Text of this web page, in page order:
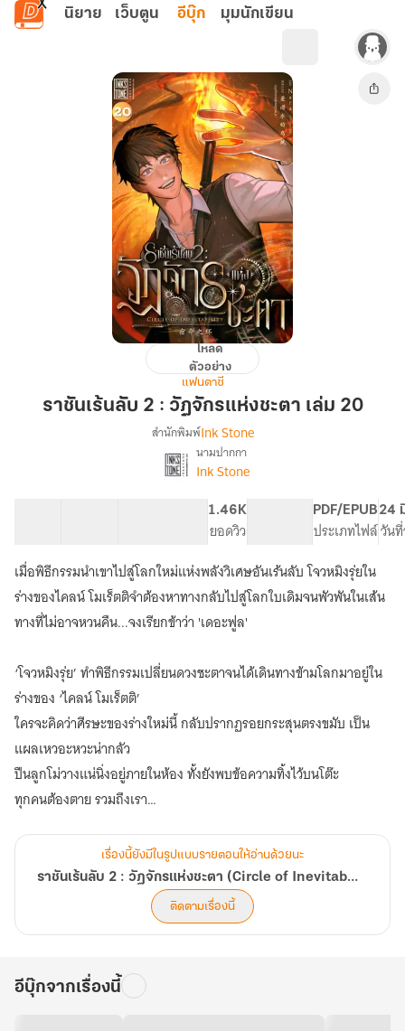
ข้ามไปยังเนื้อหาหลัก
นิยาย เว็บตูน อีบุ๊ก มุมนักเขียน
ราชัน
ลับ
20
โหลด
ตัวอย่าง
แฟนตาซี
ราชันเร้นลับ 2 : วัฏจักรแห่งชะตา เล่ม 20
เรื่อง
ราชัน
เร้น
ลับ
วัฏจักร
แห่ง
ชะตา
(Circle
สำนักพิมพ์Ink Stone
นามปากกา
Ink Stone
1.46K
ยอดวิว
PDF/EPUB
ประเภทไฟล์
24
วัน
เมื่อพิธีกรรมนำเขาไปสู่โลกใหม่แห่งพลังวิเศษอันเร้นลับ โจวหมิงรุ่ยใน
ร่างของไคลน์ โมเร็ตติจำต้องหาทางกลับไปสู่โลกใบเดิมจนพัวพันในเส้น
ทางที่ไม่อาจหวนคืน...จงเรียกข้าว่า 'เดอะฟูล'
‘โจวหมิงรุ่ย’ ทำพิธีกรรมเปลี่ยนดวงชะตาจนได้เดินทางข้ามโลกมาอยู่ใน
ร่างของ ‘ไคลน์ โมเร็ตติ’
ใครจะคิดว่าศีรษะของร่างใหม่นี้ กลับปรากฏรอยกระสุนตรงขมับ เป็น
แผลเหวอะหวะน่ากลัว
ปืนลูกโม่วางแน่นิ่งอยู่ภายในห้อง ทั้งยังพบข้อความทิ้งไว้บนโต๊ะ
ทุกคนต้องตาย รวมถึงเรา
บนโลกที่คล้ายคลึงกับยุควิกตอเรียของยุโรป ยุคจักรกลไอน้ำเฟื่องฟู
โลกที่มีพระจันทร์สีเลือดลอยเด่นเหนือท้องฟ้า
โจวหมิงรุ่ยกลับพบว่า เขาอาจไม่ใช่ผู้เดียวที่เดินทางข้ามทางโลกมายังที่
แห่งนี้
เป็นภาษาจีนเอาไว้
ไดอารี่ที่่ไม่มีผู้ใดอ่านออก นอกจากโจวหมิงรุ่ยคนเดียว
เรื่องนี้ยังมีในรูปแบบรายตอนให้อ่านด้วยนะ
ราชันเร้นลับ 2 : วัฏจักรแห่งชะตา (Circle of Inevitability)
ติดตามเรื่องนี้
อีบุ๊กจากเรื่องนี้